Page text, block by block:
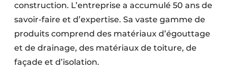
construction. L’entreprise a accumulé 50 ans de
savoir-faire et d’expertise. Sa vaste gamme de
produits comprend des matériaux d’égouttage
et de drainage, des matériaux de toiture, de
façade et d’isolation.